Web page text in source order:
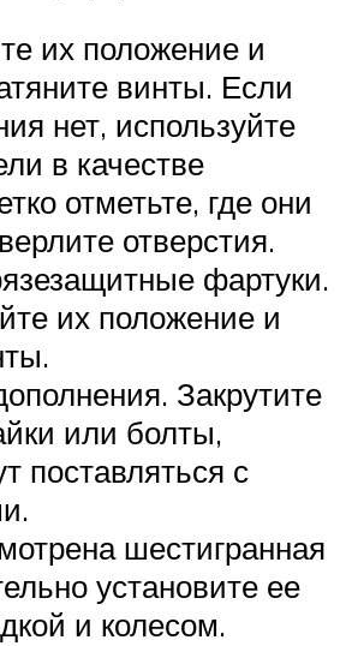
их положение и
винты. Если
нет, используйте
в качестве
отметьте, где они
отверстия.
фартуки.
их положение и
Закрутите
или болты,
поставляться с
шестигранная
установите ее
и колесом.